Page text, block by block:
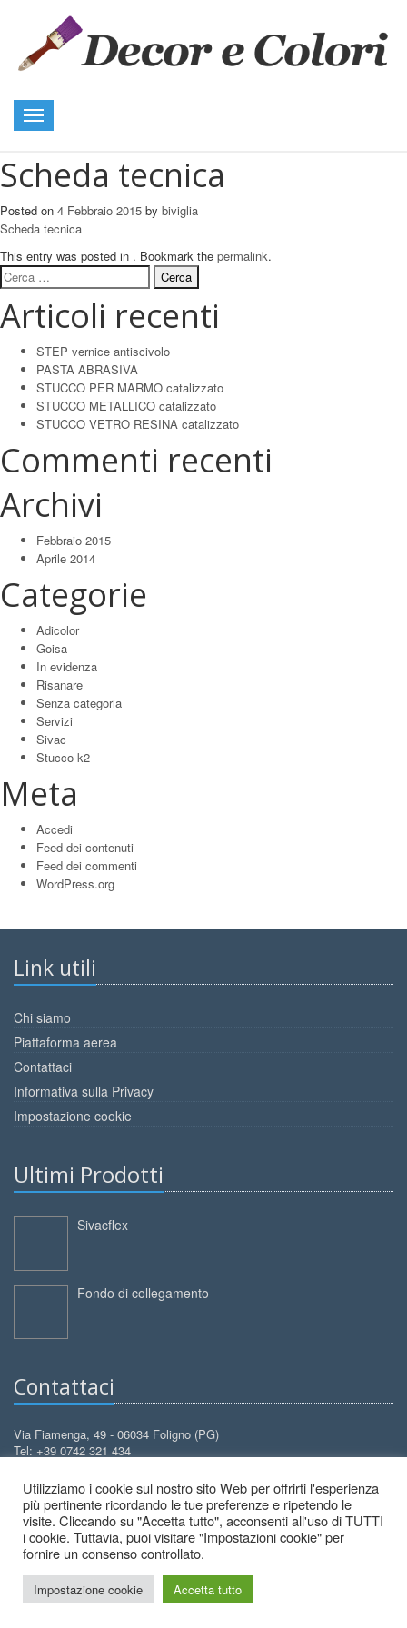
Toggle
navigation
Scheda tecnica
Posted on 4 Febbraio 2015 by biviglia
Scheda tecnica
This entry was posted in . Bookmark the permalink.
Ricerca
per:
Articoli recenti
STEP vernice antiscivolo
PASTA ABRASIVA
STUCCO PER MARMO catalizzato
STUCCO METALLICO catalizzato
STUCCO VETRO RESINA catalizzato
Commenti recenti
Archivi
Febbraio 2015
Aprile 2014
Categorie
Adicolor
Goisa
In evidenza
Risanare
Senza categoria
Servizi
Sivac
Stucco k2
Meta
Accedi
Feed dei contenuti
Feed dei commenti
WordPress.org
Link utili
Chi siamo
Piattaforma aerea
Contattaci
Informativa sulla Privacy
Impostazione cookie
Ultimi Prodotti
Sivacflex
Fondo di collegamento
Contattaci
Via Fiamenga, 49 - 06034 Foligno (PG)
Tel: +39 0742 321 434
Email:info@decorcolori.com
2026 © Decor Colori - All Rights Reserved.
Utilizziamo i cookie sul nostro sito Web per offrirti l'esperienza
più pertinente ricordando le tue preferenze e ripetendo le
visite. Cliccando su "Accetta tutto", acconsenti all'uso di TUTTI
i cookie. Tuttavia, puoi visitare "Impostazioni cookie" per
fornire un consenso controllato.
Impostazione cookie Accetta tutto